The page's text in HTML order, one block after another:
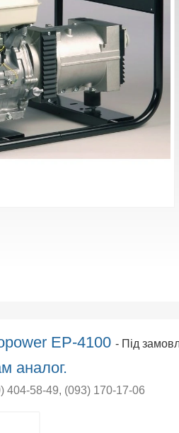
EP-4100- Під
аналог.
404-58-49, (093) 170-17-06